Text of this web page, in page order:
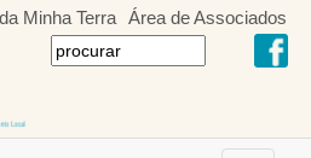
Minha Terra Área de Associados